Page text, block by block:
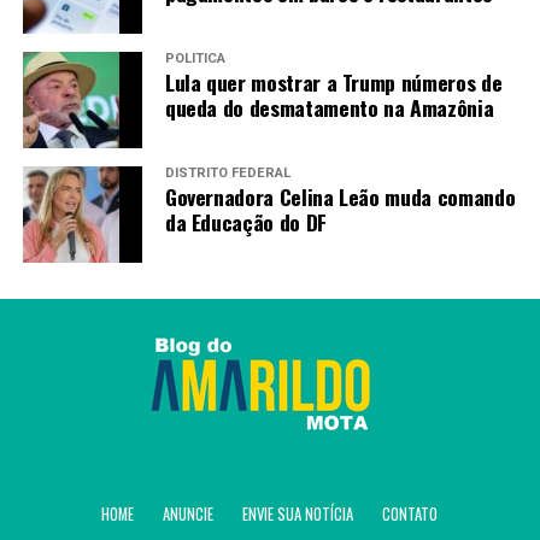
“As rochas naturais
brasileiras não
representam uma ameaça à
produção doméstica
americana. Pelo contrário,
complementam uma cadeia
empregos, investimentos e
renda em diversos estados
dos Estados Unidos..”
contestouos argumentos favoráveis à sobretaxa dos
POLÍTICA
Lula quer mostrar a Trump números de
queda do desmatamento na Amazônia
DISTRITO FEDERAL
Governadora Celina Leão muda comando
da Educação do DF
HOME ANUNCIE ENVIE SUA NOTÍCIA CONTATO